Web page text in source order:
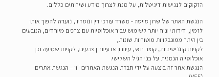
הזקוקים לנגישות דיגיטלית, על מנת לצרוך מידע ושירותים כללים.
הנגשת האתר של שרון סויסה - משרד עורכי דין ונוטריון, נועדה להפוך אותו
לזמין, ידידותי ונוח יותר לשימוש עבור אוכלוסיות עם צרכים מיוחדים, הנובעים
בין היתר ממוגבלויות מוטוריות שונות,
לקויות קוגניטיביות, קוצר רואי, עיוורון או עיוורון צבעים, לקויות שמיעה וכן
אוכלוסייה הנמנית על בני הגיל השלישי.
הנגשת אתר זה בוצעה על ידי חברת הנגשת האתרים "וי – הנגשת אתרים"